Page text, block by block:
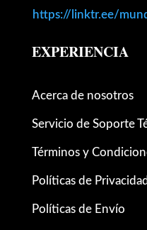
https://linktr.ee/
EXPERIENCIA
Acerca de nosotros
Servicio de Soporte
Términos y
Políticas de Privacidad
Políticas de Envío